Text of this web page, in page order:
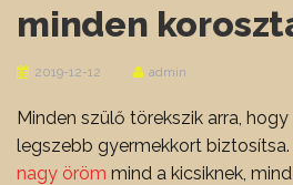
minden
2019-12-12 admin
Minden szülő törekszik arra,
legszebb gyermekkort biztosítsa.
nagy öröm mind a kicsiknek,